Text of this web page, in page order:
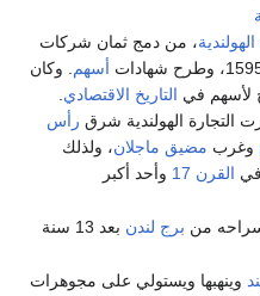
، من دمج ثمان شركات
أسهم . وكان
لأسهم في التاريخ الاقتصادي
التجارة الهولندية شرق رأس
وغرب مضيق ماجلان، ولذلك
القرن 17
وأحد أكبر
من برج لندن
بعد 13 سنة
وينهبها ويستولي على مجوهرات